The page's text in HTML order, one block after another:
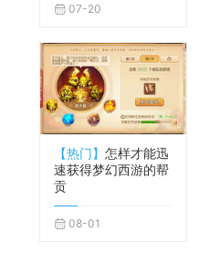
07-20
【热门】 怎样才能迅
速获得梦幻西游的帮
贡
08-01